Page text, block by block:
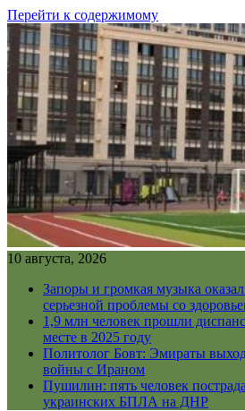
Перейти к содержимому
10 августа, 2026
Запоры и громкая музыка
серьезной проблемы со
1,9 млн человек прошли
месте в 2025 году
Политолог Бовт: Эмираты
войны с Ираном
Пушилин: пять человек
украинских БПЛА на ДНР